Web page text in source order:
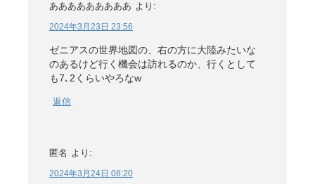
あああああああああ より:
2024年3月23日 23:56
ゼニアスの世界地図の、右の方に大陸みたいな
のあるけど行く機会は訪れるのか、行くとして
も7､2くらいやろなw
返信
匿名 より:
2024年3月24日 08:20